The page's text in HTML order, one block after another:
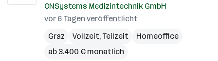
CNSystems Medizintechnik GmbH
vor 6 Tagen veröffentlicht
Graz
Vollzeit, Teilzeit
Homeoffice
ab 3.400 € monatlich